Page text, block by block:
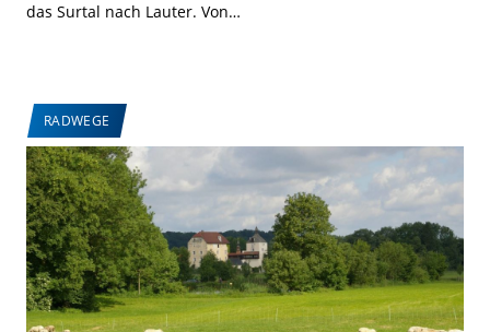
das Surtal nach Lauter. Von…
RADWEGE